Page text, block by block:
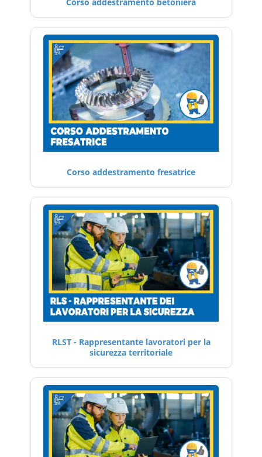
Corso addestramento fresatrice
RLST - Rappresentante lavoratori per la
sicurezza territoriale